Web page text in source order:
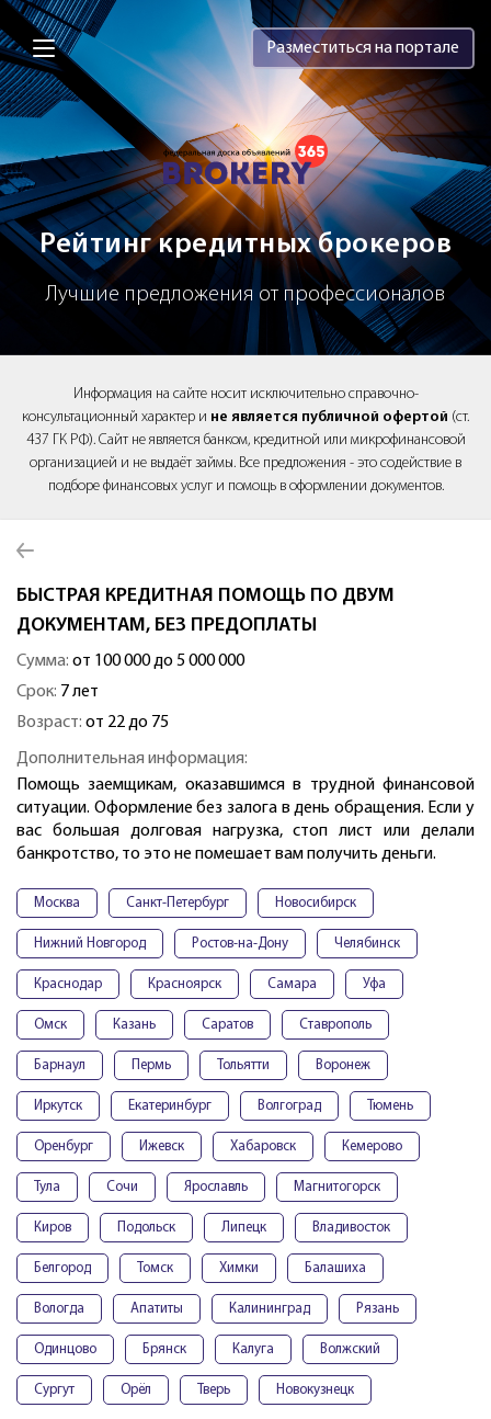
Brokery365 - Рейтинг кредитных
Разместиться на портале
Рейтинг кредитных брокеров
Лучшие предложения от профессионалов
Информация на сайте носит исключительно справочно-
консультационный характер и не является публичной офертой (ст.
437 ГК РФ). Сайт не является банком, кредитной или микрофинансовой
организацией и не выдаёт займы. Все предложения - это содействие в
подборе финансовых услуг и помощь в оформлении документов.
БЫСТРАЯ КРЕДИТНАЯ ПОМОЩЬ ПО ДВУМ
ДОКУМЕНТАМ, БЕЗ ПРЕДОПЛАТЫ
Сумма: от 100 000 до 5 000 000
Срок: 7 лет
Возраст: от 22 до 75
Дополнительная информация:
Помощь заемщикам, оказавшимся в трудной финансовой
ситуации. Оформление без залога в день обращения. Если у
вас большая долговая нагрузка, стоп лист или делали
банкротство, то это не помешает вам получить деньги.
Москва Санкт-Петербург Новосибирск
Нижний Новгород Ростов-на-Дону Челябинск
Краснодар Красноярск Самара Уфа
Омск Казань Саратов Ставрополь
Барнаул Пермь Тольятти Воронеж
Иркутск Екатеринбург Волгоград Тюмень
Оренбург Ижевск Хабаровск Кемерово
Тула Сочи Ярославль Магнитогорск
Киров Подольск Липецк Владивосток
Белгород Томск Химки Балашиха
Вологда Апатиты Калининград Рязань
Одинцово Брянск Калуга Волжский
Сургут Орёл Тверь Новокузнецк